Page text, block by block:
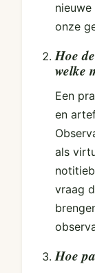
onze
Hoe
welke
Een
en
als
vraag
Hoe